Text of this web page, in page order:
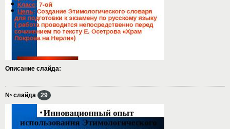
Описание слайда:
№ слайда 29